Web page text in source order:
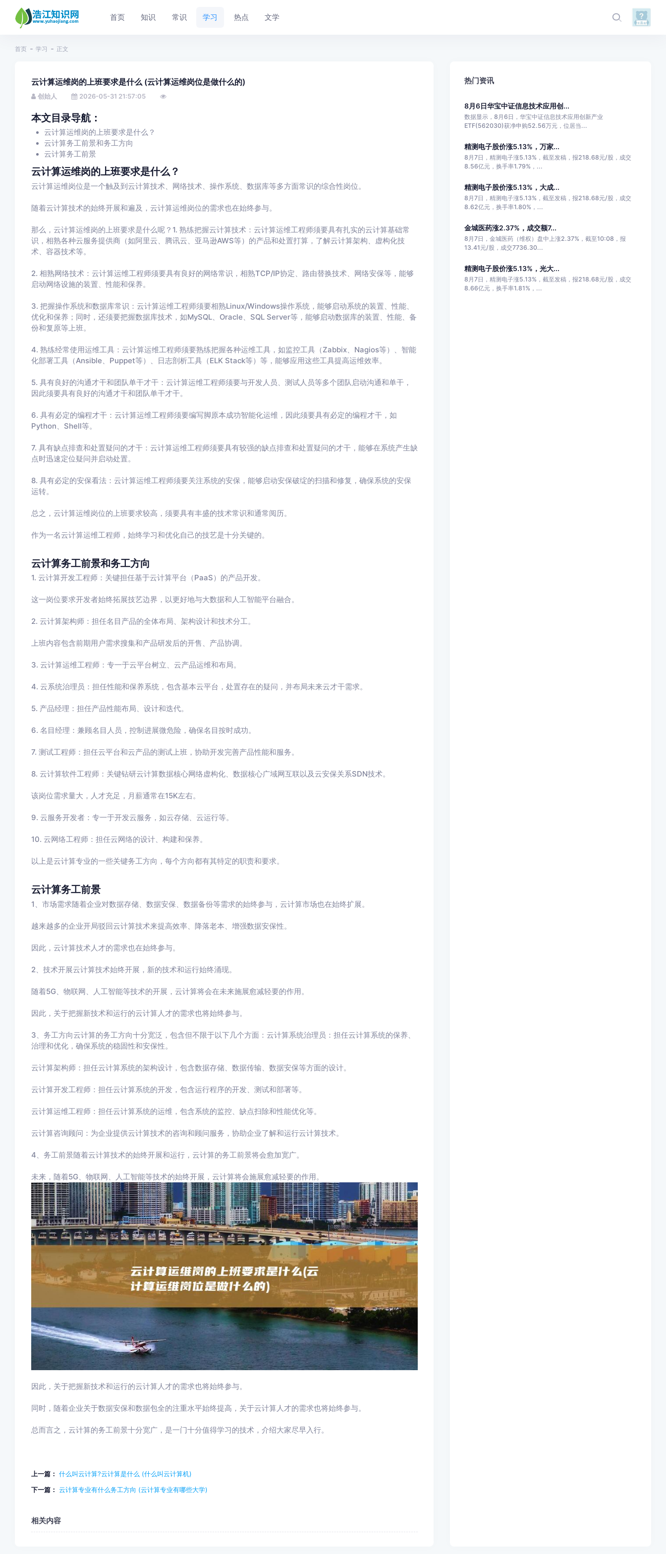
首页 知识 常识 学习 热点 文学
首页 学习 正文
云计算运维岗的上班要求是什么 (云计算运维岗位是做什么的)
创始人 2026-05-31 21:57:05
本文目录导航：
云计算运维岗的上班要求是什么？
云计算务工前景和务工方向
云计算务工前景
云计算运维岗的上班要求是什么？
云计算运维岗位是一个触及到云计算技术、网络技术、操作系统、数据库等多方面常识的综合性岗位。
随着云计算技术的始终开展和遍及，云计算运维岗位的需求也在始终参与。
那么，云计算运维岗的上班要求是什么呢？1. 熟练把握云计算技术：云计算运维工程师须要具有扎实的云计算基础常
识，相熟各种云服务提供商（如阿里云、腾讯云、亚马逊AWS等）的产品和处置打算，了解云计算架构、虚构化技
术、容器技术等。
2. 相熟网络技术：云计算运维工程师须要具有良好的网络常识，相熟TCP/IP协定、路由替换技术、网络安保等，能够
启动网络设施的装置、性能和保养。
3. 把握操作系统和数据库常识：云计算运维工程师须要相熟Linux/Windows操作系统，能够启动系统的装置、性能、
优化和保养；同时，还须要把握数据库技术，如MySQL、Oracle、SQL Server等，能够启动数据库的装置、性能、备
份和复原等上班。
4. 熟练经常使用运维工具：云计算运维工程师须要熟练把握各种运维工具，如监控工具（Zabbix、Nagios等）、智能
化部署工具（Ansible、Puppet等）、日志剖析工具（ELK Stack等）等，能够应用这些工具提高运维效率。
5. 具有良好的沟通才干和团队单干才干：云计算运维工程师须要与开发人员、测试人员等多个团队启动沟通和单干，
因此须要具有良好的沟通才干和团队单干才干。
6. 具有必定的编程才干：云计算运维工程师须要编写脚原本成功智能化运维，因此须要具有必定的编程才干，如
Python、Shell等。
7. 具有缺点排查和处置疑问的才干：云计算运维工程师须要具有较强的缺点排查和处置疑问的才干，能够在系统产生缺
点时迅速定位疑问并启动处置。
8. 具有必定的安保看法：云计算运维工程师须要关注系统的安保，能够启动安保破绽的扫描和修复，确保系统的安保
运转。
总之，云计算运维岗位的上班要求较高，须要具有丰盛的技术常识和通常阅历。
作为一名云计算运维工程师，始终学习和优化自己的技艺是十分关键的。
云计算务工前景和务工方向
1. 云计算开发工程师：关键担任基于云计算平台（PaaS）的产品开发。
这一岗位要求开发者始终拓展技艺边界，以更好地与大数据和人工智能平台融合。
2. 云计算架构师：担任名目产品的全体布局、架构设计和技术分工。
上班内容包含前期用户需求搜集和产品研发后的开售、产品协调。
3. 云计算运维工程师：专一于云平台树立、云产品运维和布局。
4. 云系统治理员：担任性能和保养系统，包含基本云平台，处置存在的疑问，并布局未来云才干需求。
5. 产品经理：担任产品性能布局、设计和迭代。
6. 名目经理：兼顾名目人员，控制进展微危险，确保名目按时成功。
7. 测试工程师：担任云平台和云产品的测试上班，协助开发完善产品性能和服务。
8. 云计算软件工程师：关键钻研云计算数据核心网络虚构化、数据核心广域网互联以及云安保关系SDN技术。
该岗位需求量大，人才充足，月薪通常在15K左右。
9. 云服务开发者：专一于开发云服务，如云存储、云运行等。
10. 云网络工程师：担任云网络的设计、构建和保养。
以上是云计算专业的一些关键务工方向，每个方向都有其特定的职责和要求。
云计算务工前景
1、市场需求随着企业对数据存储、数据安保、数据备份等需求的始终参与，云计算市场也在始终扩展。
越来越多的企业开局驳回云计算技术来提高效率、降落老本、增强数据安保性。
因此，云计算技术人才的需求也在始终参与。
2、技术开展云计算技术始终开展，新的技术和运行始终涌现。
随着5G、物联网、人工智能等技术的开展，云计算将会在未来施展愈减轻要的作用。
因此，关于把握新技术和运行的云计算人才的需求也将始终参与。
3、务工方向云计算的务工方向十分宽泛，包含但不限于以下几个方面：云计算系统治理员：担任云计算系统的保养、
治理和优化，确保系统的稳固性和安保性。
云计算架构师：担任云计算系统的架构设计，包含数据存储、数据传输、数据安保等方面的设计。
云计算开发工程师：担任云计算系统的开发，包含运行程序的开发、测试和部署等。
云计算运维工程师：担任云计算系统的运维，包含系统的监控、缺点扫除和性能优化等。
云计算咨询顾问：为企业提供云计算技术的咨询和顾问服务，协助企业了解和运行云计算技术。
4、务工前景随着云计算技术的始终开展和运行，云计算的务工前景将会愈加宽广。
未来，随着5G、物联网、人工智能等技术的始终开展，云计算将会施展愈减轻要的作用。
因此，关于把握新技术和运行的云计算人才的需求也将始终参与。
同时，随着企业关于数据安保和数据包全的注重水平始终提高，关于云计算人才的需求也将始终参与。
总而言之，云计算的务工前景十分宽广，是一门十分值得学习的技术，介绍大家尽早入行。
上一篇： 什么叫云计算?云计算是什么 (什么叫云计算机)
下一篇： 云计算专业有什么务工方向 (云计算专业有哪些大学)
相关内容
热门资讯
8月6日华宝中证信息技术应用创...
数据显示，8月6日，华宝中证信息技术应用创新产业
ETF(562030)获净申购52.56万元，位居当...
精测电子股价涨5.13%，万家...
8月7日，精测电子涨5.13%，截至发稿，报218.68元/股，成交
8.56亿元，换手率1.79%，...
精测电子股价涨5.13%，大成...
8月7日，精测电子涨5.13%，截至发稿，报218.68元/股，成交
8.62亿元，换手率1.80%，...
金城医药涨2.37%，成交额7...
8月7日，金城医药（维权）盘中上涨2.37%，截至10:08，报
13.41元/股，成交7736.30...
精测电子股价涨5.13%，光大...
8月7日，精测电子涨5.13%，截至发稿，报218.68元/股，成交
8.66亿元，换手率1.81%，...